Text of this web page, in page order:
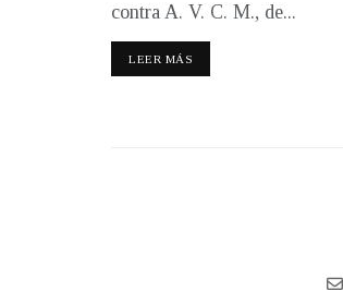
contra A. V. C. M., de...
LEER MÁS